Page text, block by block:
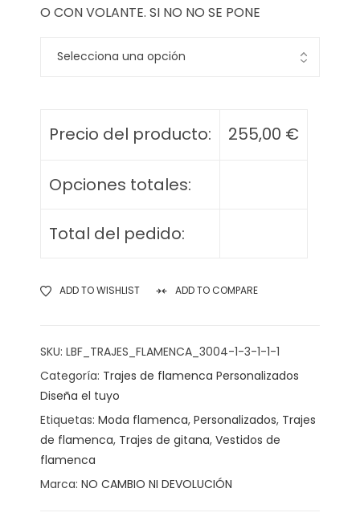
O CON VOLANTE. SI NO NO SE PONE
Precio del producto: 255,00 €
Opciones totales:
Total del pedido:
ADD TO WISHLIST ADD TO COMPARE
SKU: LBF_TRAJES_FLAMENCA_3004-1-3-1-1-1
Categoría: Trajes de flamenca Personalizados
Diseña el tuyo
Etiquetas: Moda flamenca, Personalizados, Trajes
de flamenca, Trajes de gitana, Vestidos de
flamenca
Marca: NO CAMBIO NI DEVOLUCIÓN